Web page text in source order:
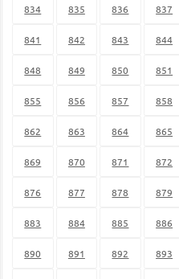
834 835 836 837
841 842 843 844
848 849 850 851
855 856 857 858
862 863 864 865
869 870 871 872
876 877 878 879
883 884 885 886
890 891 892 893